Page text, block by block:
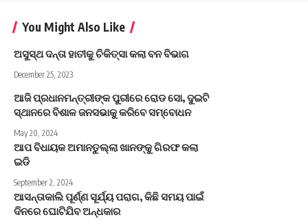
You Might Also Like
ଅସୁସ୍ଥ ଦନ୍ତା ହାତୀକୁ ଚିକିତ୍ସା କଲା ବନ ବିଭାଗ
December 25, 2023
ଆଜି ପ୍ରଧାନମନ୍ତ୍ରୀଙ୍କ ପୁରୀରେ ରୋଡ ସୋ, ଦୁଇଟି
ସ୍ଥାନରେ ବିଶାଳ ଜନସଭାକୁ କରିବେ ସମ୍ବୋଧନ
May 20, 2024
ଆପ ବିଧାୟକ ଅମାନତୁଲ୍ଲା ଖାନଙ୍କୁ ଗିରଫ କଲା
ଇଡି
September 2, 2024
ଆସନ୍ତାକାଲି ପୂର୍ଣ୍ଣ ସୂର୍ଯ୍ୟ ପରାଗ, କିଛି ସମୟ ପାଇଁ
ଦିନରେ ଘୋଟିଯିବ ଅନ୍ଧକାର